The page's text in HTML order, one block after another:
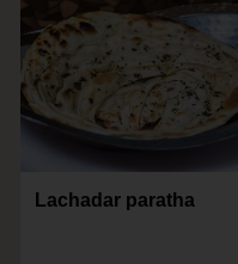
Lachadar paratha